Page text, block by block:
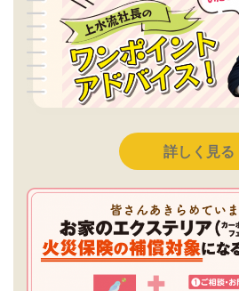
詳しく見る